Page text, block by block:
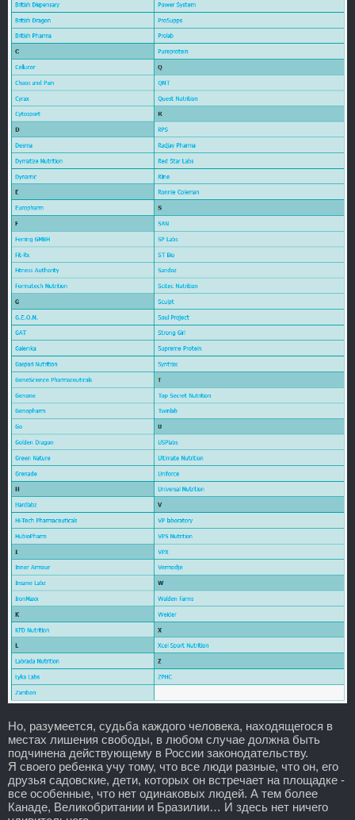
Но, разумеется, судьба каждого человека, находящегося в
местах лишения свободы, в любом случае должна быть
подчинена действующему в России законодательству.
Я своего ребенка учу тому, что все люди разные, что он, его
друзья садовские, дети, которых он встречает на площадке -
все особенные, что нет одинаковых людей. А тем более
Канаде, Великобритании и Бразилии… И здесь нет ничего